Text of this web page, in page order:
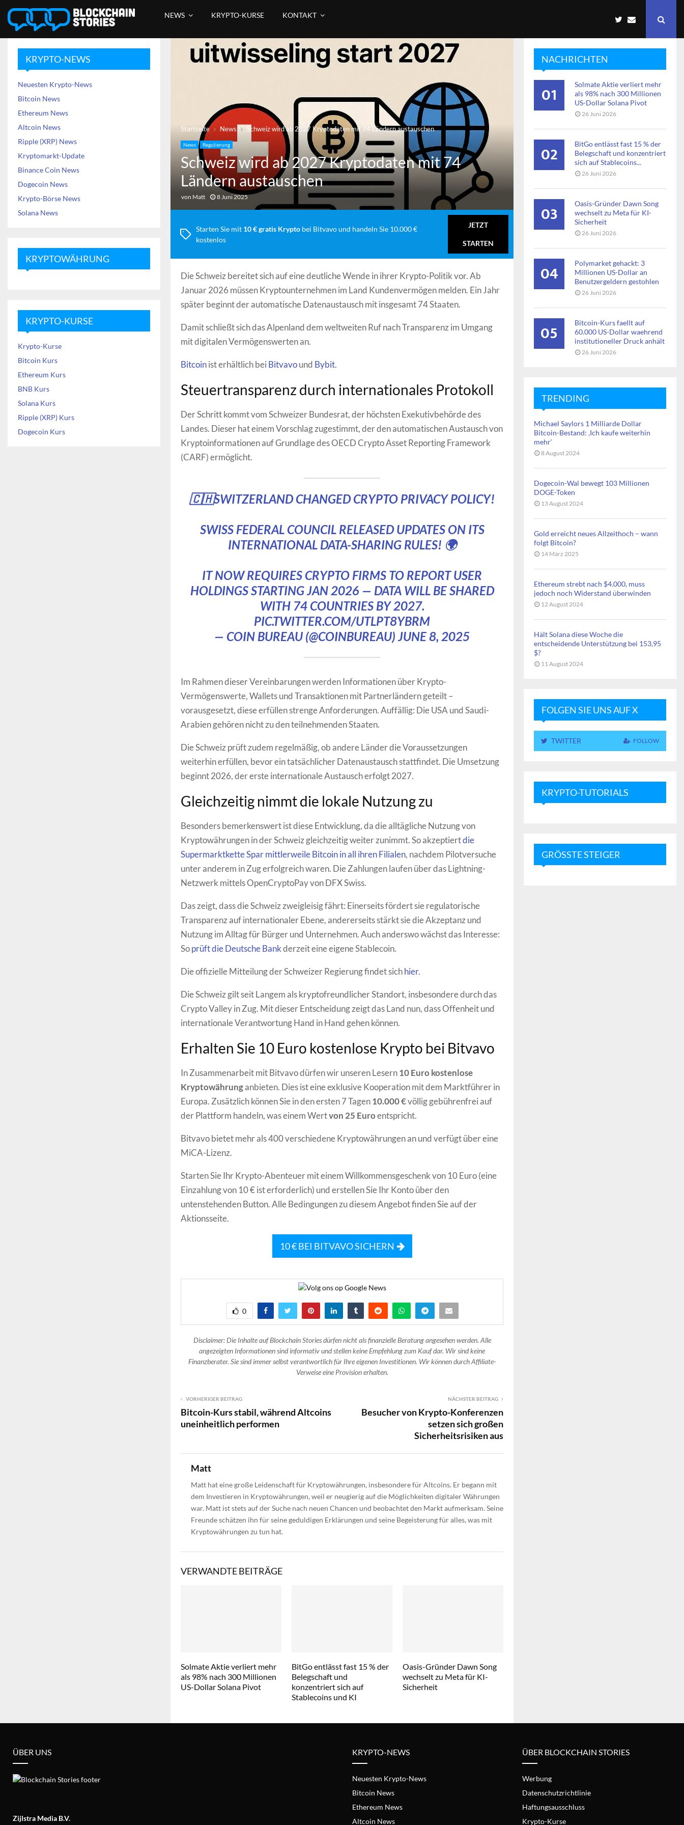
NEWS KRYPTO-KURSE KONTAKT
Startseite News Schweiz wird ab 2027 Kryptodaten mit 74 Ländern austauschen
News Regulierung
Schweiz wird ab 2027 Kryptodaten mit 74
Ländern austauschen
von Matt 8 Juni 2025
Starten Sie mit 10 € gratis Krypto bei Bitvavo und handeln Sie 10.000 €
kostenlos
JETZT
STARTEN
Die Schweiz bereitet sich auf eine deutliche Wende in ihrer Krypto-Politik vor. Ab
Januar 2026 müssen Kryptounternehmen im Land Kundenvermögen melden. Ein Jahr
später beginnt der automatische Datenaustausch mit insgesamt 74 Staaten.
Damit schließt sich das Alpenland dem weltweiten Ruf nach Transparenz im Umgang
mit digitalen Vermögenswerten an.
Bitcoinist erhältlich bei Bitvavound Bybit.
Steuertransparenz durch internationales Protokoll
Der Schritt kommt vom Schweizer Bundesrat, der höchsten Exekutivbehörde des
Landes. Dieser hat einem Vorschlag zugestimmt, der den automatischen Austausch von
Kryptoinformationen auf Grundlage des OECD Crypto Asset Reporting Framework
(CARF) ermöglicht.
🇨🇭SWITZERLAND CHANGED CRYPTO PRIVACY POLICY!
SWISS FEDERAL COUNCIL RELEASED UPDATES ON ITS
INTERNATIONAL DATA-SHARING RULES! 🌍
IT NOW REQUIRES CRYPTO FIRMS TO REPORT USER
HOLDINGS STARTING JAN 2026 — DATA WILL BE SHARED
WITH 74 COUNTRIES BY 2027.
PIC.TWITTER.COM/UTLPT8YBRM
— COIN BUREAU (@COINBUREAU)JUNE 8, 2025
Im Rahmen dieser Vereinbarungen werden Informationen über Krypto-
Vermögenswerte, Wallets und Transaktionen mit Partnerländern geteilt –
vorausgesetzt, diese erfüllen strenge Anforderungen. Auffällig: Die USA und Saudi-
Arabien gehören nicht zu den teilnehmenden Staaten.
Die Schweiz prüft zudem regelmäßig, ob andere Länder die Voraussetzungen
weiterhin erfüllen, bevor ein tatsächlicher Datenaustausch stattfindet. Die Umsetzung
beginnt 2026, der erste internationale Austausch erfolgt 2027.
Gleichzeitig nimmt die lokale Nutzung zu
Besonders bemerkenswert ist diese Entwicklung, da die alltägliche Nutzung von
Kryptowährungen in der Schweiz gleichzeitig weiter zunimmt. So akzeptiertdie
Supermarktkette Spar mittlerweile Bitcoin in all ihren Filialen, nachdem Pilotversuche
unter anderem in Zug erfolgreich waren. Die Zahlungen laufen über das Lightning-
Netzwerk mittels OpenCryptoPay von DFX Swiss.
Das zeigt, dass die Schweiz zweigleisig fährt: Einerseits fördert sie regulatorische
Transparenz auf internationaler Ebene, andererseits stärkt sie die Akzeptanz und
Nutzung im Alltag für Bürger und Unternehmen. Auch anderswo wächst das Interesse:
Soprüft die Deutsche Bankderzeit eine eigene Stablecoin.
Die offizielle Mitteilung der Schweizer Regierung findet sichhier.
Die Schweiz gilt seit Langem als kryptofreundlicher Standort, insbesondere durch das
Crypto Valley in Zug. Mit dieser Entscheidung zeigt das Land nun, dass Offenheit und
internationale Verantwortung Hand in Hand gehen können.
Erhalten Sie 10 Euro kostenlose Krypto bei Bitvavo
In Zusammenarbeit mit Bitvavo dürfen wir unseren Lesern10 Euro kostenlose
Kryptowährunganbieten. Dies ist eine exklusive Kooperation mit dem Marktführer in
Europa. Zusätzlich können Sie in den ersten 7 Tagen10.000 €völlig gebührenfrei auf
der Plattform handeln, was einem Wertvon 25 Euroentspricht.
Bitvavo bietet mehr als 400 verschiedene Kryptowährungen an und verfügt über eine
MiCA-Lizenz.
Starten Sie Ihr Krypto-Abenteuer mit einem Willkommensgeschenk von 10 Euro (eine
Einzahlung von 10 € ist erforderlich) und erstellen Sie Ihr Konto über den
untenstehenden Button. Alle Bedingungen zu diesem Angebot finden Sie auf der
Aktionsseite.
10 € BEI BITVAVO SICHERN
0
Disclaimer: Die Inhalte auf Blockchain Stories dürfen nicht als finanzielle Beratung angesehen werden. Alle
angezeigten Informationen sind informativ und stellen keine Empfehlung zum Kauf dar. Wir sind keine
Finanzberater. Sie sind immer selbst verantwortlich für Ihre eigenen Investitionen. Wir können durch Affiliate-
Verweise eine Provision erhalten.
VORHERIGER BEITRAG
Bitcoin-Kurs stabil, während Altcoins
uneinheitlich performen
NÄCHSTER BEITRAG
Besucher von Krypto-Konferenzen
setzen sich großen
Sicherheitsrisiken aus
Matt
Matt hat eine große Leidenschaft für Kryptowährungen, insbesondere für Altcoins. Er begann mit
dem Investieren in Kryptowährungen, weil er neugierig auf die Möglichkeiten digitaler Währungen
war. Matt ist stets auf der Suche nach neuen Chancen und beobachtet den Markt aufmerksam. Seine
Freunde schätzen ihn für seine geduldigen Erklärungen und seine Begeisterung für alles, was mit
Kryptowährungen zu tun hat.
VERWANDTE BEITRÄGE
Solmate Aktie verliert mehr
als 98% nach 300 Millionen
US-Dollar Solana Pivot
BitGo entlässt fast 15 % der
Belegschaft und
konzentriert sich auf
Stablecoins und KI
Oasis-Gründer Dawn Song
wechselt zu Meta für KI-
Sicherheit
KRYPTO-NEWS
Neuesten Krypto-News
Bitcoin News
Ethereum News
Altcoin News
Ripple (XRP) News
Kryptomarkt-Update
Binance Coin News
Dogecoin News
Krypto-Börse News
Solana News
KRYPTOWÄHRUNG
KRYPTO-KURSE
Krypto-Kurse
Bitcoin Kurs
Ethereum Kurs
BNB Kurs
Solana Kurs
Ripple (XRP) Kurs
Dogecoin Kurs
NACHRICHTEN
01
Solmate Aktie verliert mehr
als 98% nach 300 Millionen
US-Dollar Solana Pivot
26 Juni 2026
02
BitGo entlässt fast 15 % der
Belegschaft und konzentriert
sich auf Stablecoins...
26 Juni 2026
03
Oasis-Gründer Dawn Song
wechselt zu Meta für KI-
Sicherheit
26 Juni 2026
04
Polymarket gehackt: 3
Millionen US-Dollar an
Benutzergeldern gestohlen
26 Juni 2026
05
Bitcoin-Kurs faellt auf
60.000 US-Dollar waehrend
institutioneller Druck anhält
26 Juni 2026
TRENDING
Michael Saylors 1 Milliarde Dollar
Bitcoin-Bestand: ‚Ich kaufe weiterhin
mehr‘
8 August 2024
Dogecoin-Wal bewegt 103 Millionen
DOGE-Token
13 August 2024
Gold erreicht neues Allzeithoch – wann
folgt Bitcoin?
14 März 2025
Ethereum strebt nach $4.000, muss
jedoch noch Widerstand überwinden
12 August 2024
Hält Solana diese Woche die
entscheidende Unterstützung bei 153,95
$?
11 August 2024
FOLGEN SIE UNS AUF X
TWITTER FOLLOW
KRYPTO-TUTORIALS
GRÖSSTE STEIGER
ÜBER UNS
Zijlstra Media B.V.
KRYPTO-NEWS
Neuesten Krypto-News
Bitcoin News
Ethereum News
Altcoin News
ÜBER BLOCKCHAIN STORIES
Werbung
Datenschutzrichtlinie
Haftungsausschluss
Krypto-Kurse